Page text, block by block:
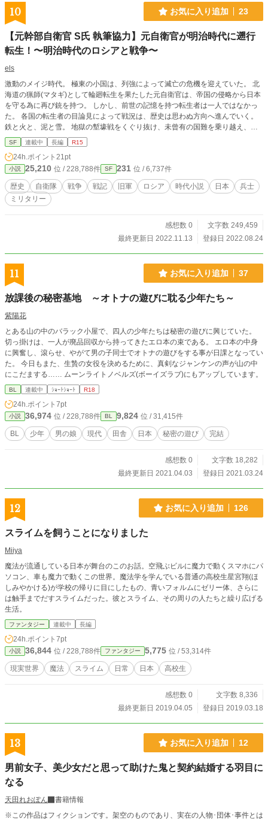
10 お気に入り追加 23
【元幹部自衛官 S氏 執筆協力】元自衛官が明治時代に遡行
転生！〜明治時代のロシアと戦争〜
els
激動のメイジ時代。 極東の小国は、列強によって滅亡の危機を迎えていた。 北
海道の猟師(マタギ)として輪廻転生を果たした元自衛官は、帝国の侵略から日本
を守る為に再び銃を持つ。 しかし、前世の記憶を持つ転生者は一人ではなかっ
た。 各国の転生者の目論見によって戦況は、歴史は思わぬ方向へ進んでいく。
鉄と火と、泥と雪。 地獄の塹壕戦をくぐり抜け、未曾有の国難を乗り越え、彼
は皇国の危機を救えるのか。 ※この物語はフィクションです。登場する人物、
団体及び名称などは架空であり実在のものとは関係ありません。
SF 連載中 長編 R15
24h.ポイント 21pt
小説 25,210 位 / 228,788件 SF 231 位 / 6,737件
歴史 自衛隊 戦争 戦記 旧軍 ロシア 時代小説 日本
兵士
ミリタリー
感想数 0
文字数 249,459
最終更新日 2022.11.13
登録日 2022.08.24
11 お気に入り追加 37
放課後の秘密基地 ～オトナの遊びに耽る少年たち～
紫陽花
とある山の中のバラック小屋で、四人の少年たちは秘密の遊びに興じていた。
切っ掛けは、一人が廃品回収から持ってきたエロ本の束である。 エロ本の中身
に興奮し、滾らせ、やがて男の子同士でオトナの遊びをする事が日課となってい
た。 今日もまた、生贄の女役を決めるために、真剣なジャンケンの声が山の中
にこだまする…… ムーンライトノベルズ(ボーイズラブ)にもアップしています。
BL 連載中 ｼｮｰﾄｼｮｰﾄ R18
24h.ポイント 7pt
小説 36,974 位 / 228,788件 BL 9,824 位 / 31,415件
BL 少年 男の娘 現代 田舎 日本 秘密の遊び 完結
感想数 0
文字数 18,282
最終更新日 2021.04.03
登録日 2021.03.24
12 お気に入り追加 126
スライムを飼うことになりました
Miiya
魔法が流通している日本が舞台のこのお話。空飛ぶビルに魔力で動くスマホにパ
ソコン、車も魔力で動くこの世界。魔法学を学んでいる普通の高校生星宮翔(ほ
しみやかける)が学校の帰りに目にしたもの、青いフォルムにゼリー体、さらに
は触手までだすスライムだった。彼とスライム、その周りの人たちと繰り広げる
生活。
ファンタジー 連載中 長編
24h.ポイント 7pt
小説 36,844 位 / 228,788件 ファンタジー 5,775 位 / 53,314件
現実世界 魔法 スライム 日常 日本 高校生
感想数 0
文字数 8,336
最終更新日 2019.04.05
登録日 2019.03.18
13 お気に入り追加 12
男前女子、美少女だと思って助けた鬼と契約結婚する羽目に
なる
天田れおぽん
書籍情報
※この作品はフィクションです。架空のものであり、実在の人物･団体･事件とは